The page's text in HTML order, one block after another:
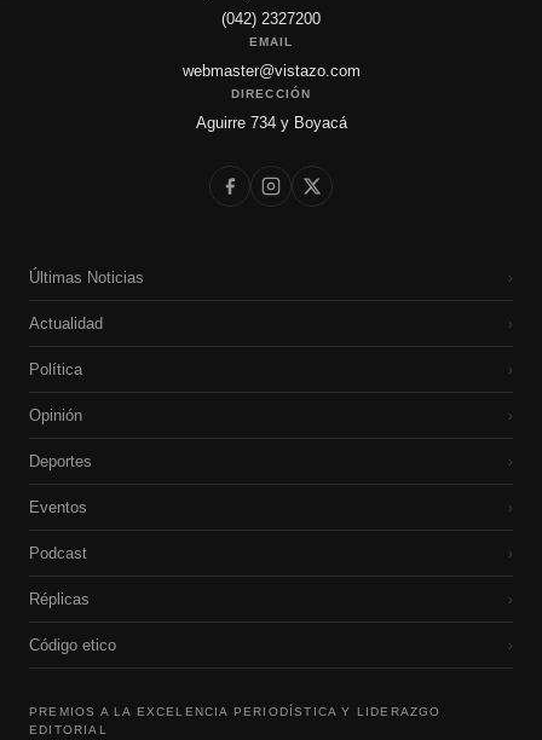
(042) 2327200
EMAIL
webmaster@vistazo.com
DIRECCIÓN
Aguirre 734 y Boyacá
Últimas Noticias ›
Actualidad ›
Política ›
Opinión ›
Deportes ›
Eventos ›
Podcast ›
Réplicas ›
Código etico ›
PREMIOS A LA EXCELENCIA PERIODÍSTICA Y LIDERAZGO
EDITORIAL